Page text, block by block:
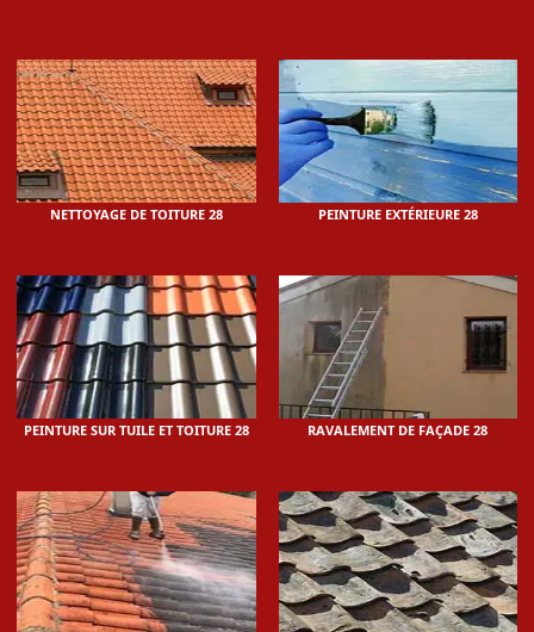
NETTOYAGE DE TOITURE 28 PEINTURE EXTÉRIEURE 28
PEINTURE SUR TUILE ET TOITURE 28 RAVALEMENT DE FAÇADE 28